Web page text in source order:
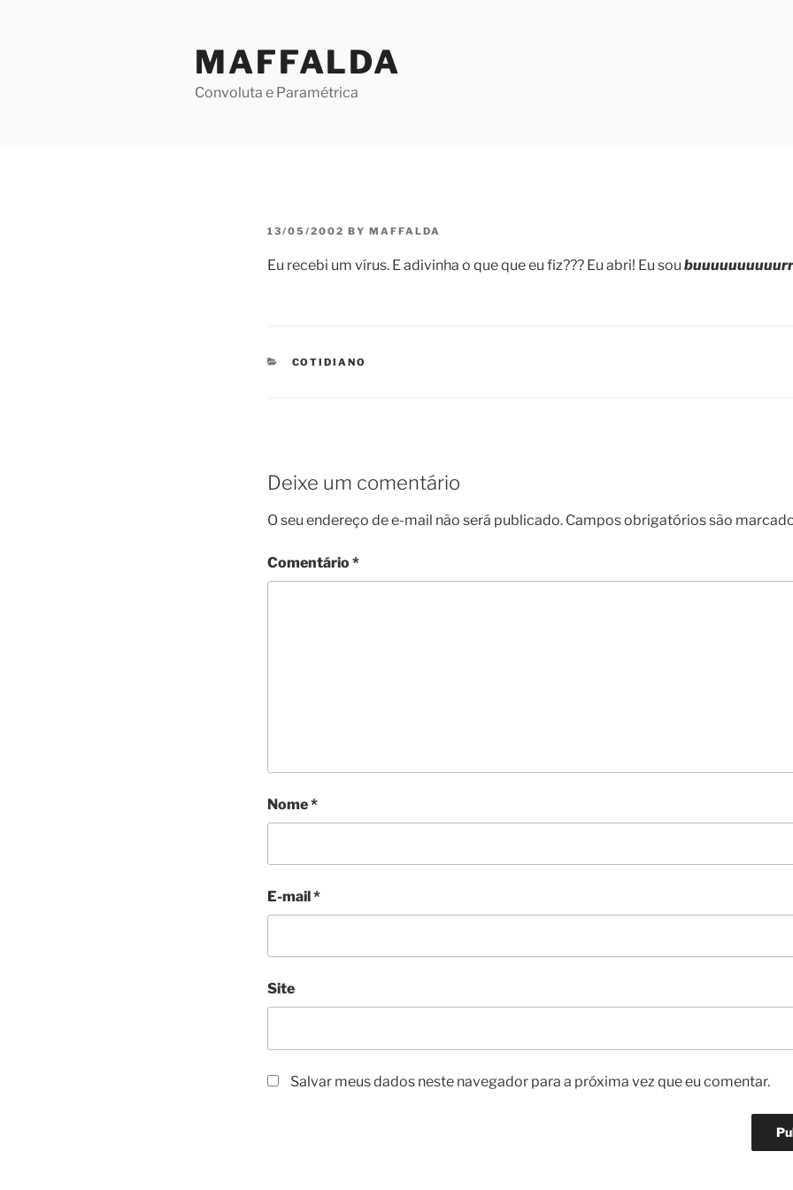
MAFFALDA
Convoluta e Paramétrica
POSTED
13/05/2002 BY MAFFALDA
Eu recebi um vírus. E adivinha o que que eu fiz??? Eu abri! Eu sou
CATEGORIES
COTIDIANO
Deixe um comentário
O seu endereço de e-mail não será publicado. Campos obrigatórios são
Comentário*
Nome*
E-mail*
Site
Salvar meus dados neste navegador para a próxima vez que eu comentar.